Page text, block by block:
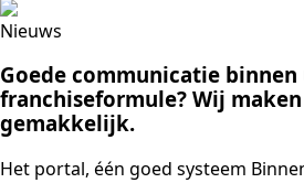
Nieuws
Goede communicatie binnen
franchiseformule? Wij
gemakkelijk.
Het portal, één goed systeem